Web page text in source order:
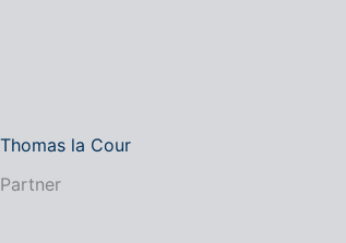
Thomas la Cour
Partner